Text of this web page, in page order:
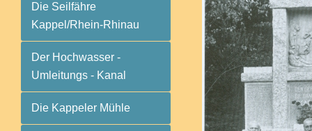
Die Seilfähre
Kappel/Rhein-Rhinau
Der Hochwasser -
Umleitungs - Kanal
Die Kappeler Mühle